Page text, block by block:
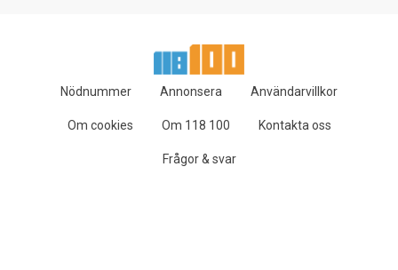
Nödnummer Annonsera Användarvillkor
Om cookies Om 118 100 Kontakta oss
Frågor & svar